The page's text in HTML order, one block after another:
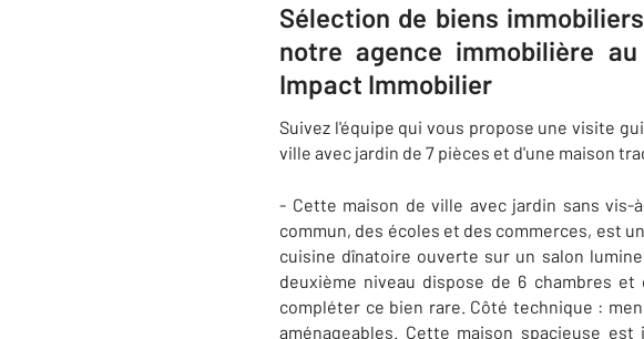
Sélection de biens
notre agence immobilière au
Impact Immobilier
Suivez l'équipe qui vous propose une visite
ville avec jardin de 7 pièces​ et d'une maison
- Cette maison de ville avec jardin sans
commun, des écoles et des commerces, est
cuisine dînatoire ouverte sur un salon
deuxième niveau dispose de 6 chambres
compléter ce bien rare. Côté technique :
aménageables. Cette maison spacieuse